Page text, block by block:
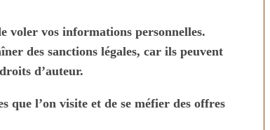
voler vos informations personnelles.
des sanctions légales, car ils peuvent
d’auteur.
l’on visite et de se méfier des offres